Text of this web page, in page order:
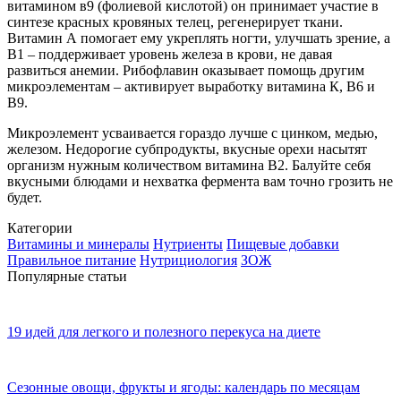
витамином в9 (фолиевой кислотой) он принимает участие в
синтезе красных кровяных телец, регенерирует ткани.
Витамин А помогает ему укреплять ногти, улучшать зрение, а
В1 – поддерживает уровень железа в крови, не давая
развиться анемии. Рибофлавин оказывает помощь другим
микроэлементам – активирует выработку витамина К, В6 и
В9.
Микроэлемент усваивается гораздо лучше с цинком, медью,
железом. Недорогие субпродукты, вкусные орехи насытят
организм нужным количеством витамина В2. Балуйте себя
вкусными блюдами и нехватка фермента вам точно грозить не
будет.
Категории
Витамины и минералы Нутриенты Пищевые добавки
Правильное питание Нутрициология ЗОЖ
Популярные статьи
19 идей для легкого и полезного перекуса на диете
Сезонные овощи, фрукты и ягоды: календарь по месяцам